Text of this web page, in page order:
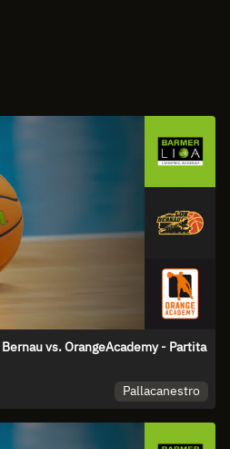
vs. OrangeAcademy - Partita
Pallacanestro